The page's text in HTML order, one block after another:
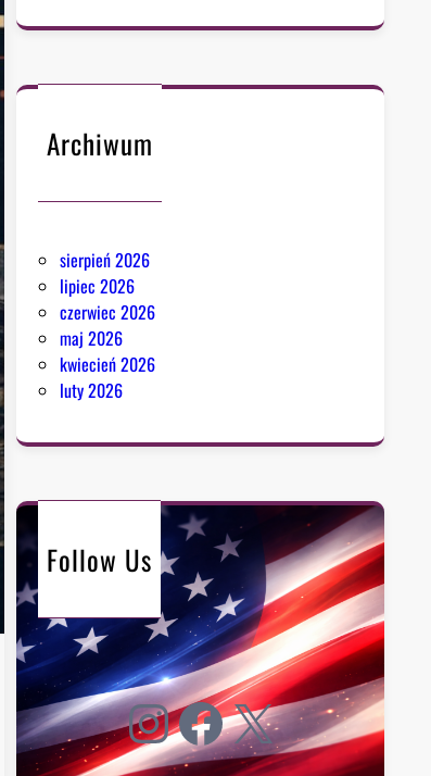
Archiwum
sierpień 2026
lipiec 2026
czerwiec 2026
maj 2026
kwiecień 2026
luty 2026
Follow Us
Instagram Facebook X